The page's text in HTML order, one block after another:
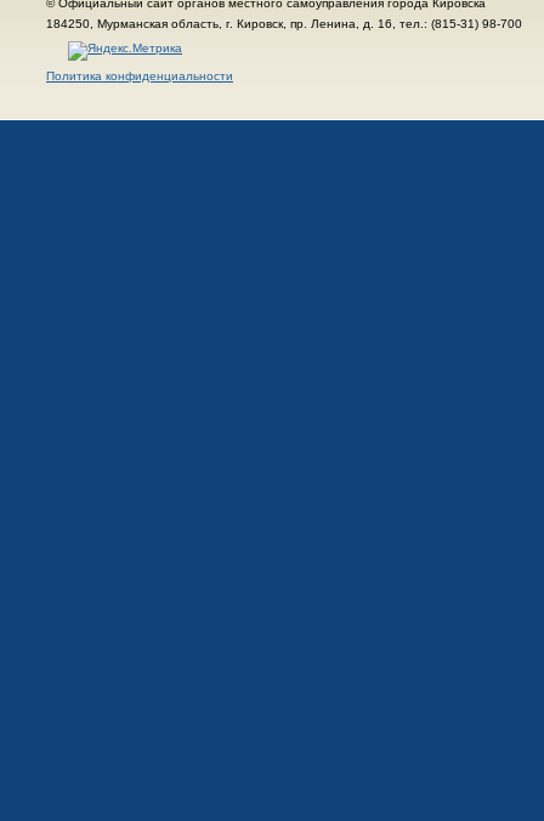
© Официальный сайт органов местного самоуправления города Кировска
184250, Мурманская область, г. Кировск, пр. Ленина, д. 16, тел.: (815-31) 98-700
Политика конфиденциальности